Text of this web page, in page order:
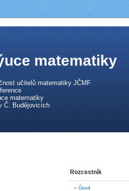
matematiky
učitelů matematiky JČMF
matematiky
Č. Budějovicích
Rozcestník
Úvod